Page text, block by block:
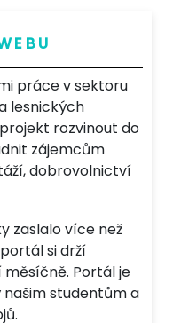
práce v sektoru
lesnických
rozvinout do
zájemcům
dobrovolnictví
zaslalo více než
si drží
Portál je
studentům a